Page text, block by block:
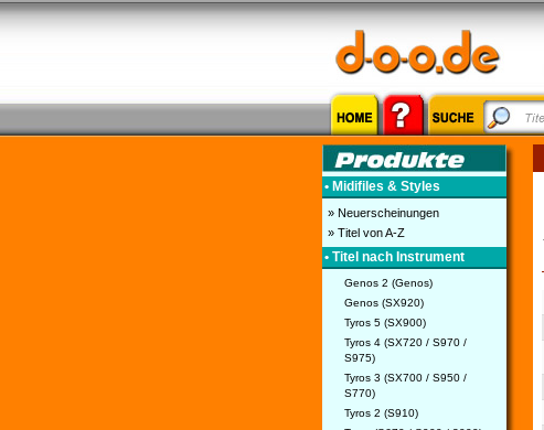
• Midifiles & Styles
» Neuerscheinungen
» Titel von A-Z
• Titel nach Instrument
Genos 2 (Genos)
Genos (SX920)
Tyros 5 (SX900)
Tyros 4 (SX720 / S970 /
S975)
Tyros 3 (SX700 / S950 /
S770)
Tyros 2 (S910)